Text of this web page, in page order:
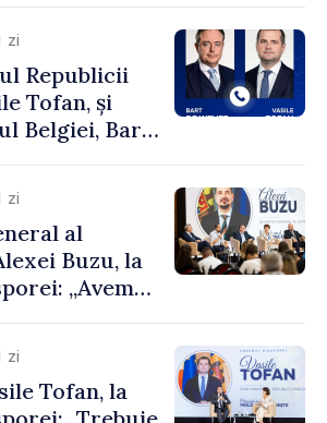
zi
Republicii
Tofan, și
Belgiei, Bart
european
zi
al
Buzu, la
„Avem
pentru a
mai
zi
Tofan, la